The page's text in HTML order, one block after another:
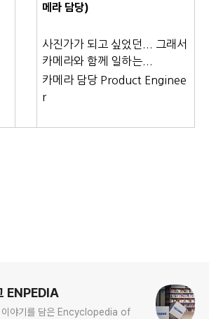
메라 담당)
사진가가 되고 싶었던... 그래서
카메라와 함께 일하는...
카메라 담당 Product Enginee
r
ENPEDIA
이야기를 담은 Encyclopedia of